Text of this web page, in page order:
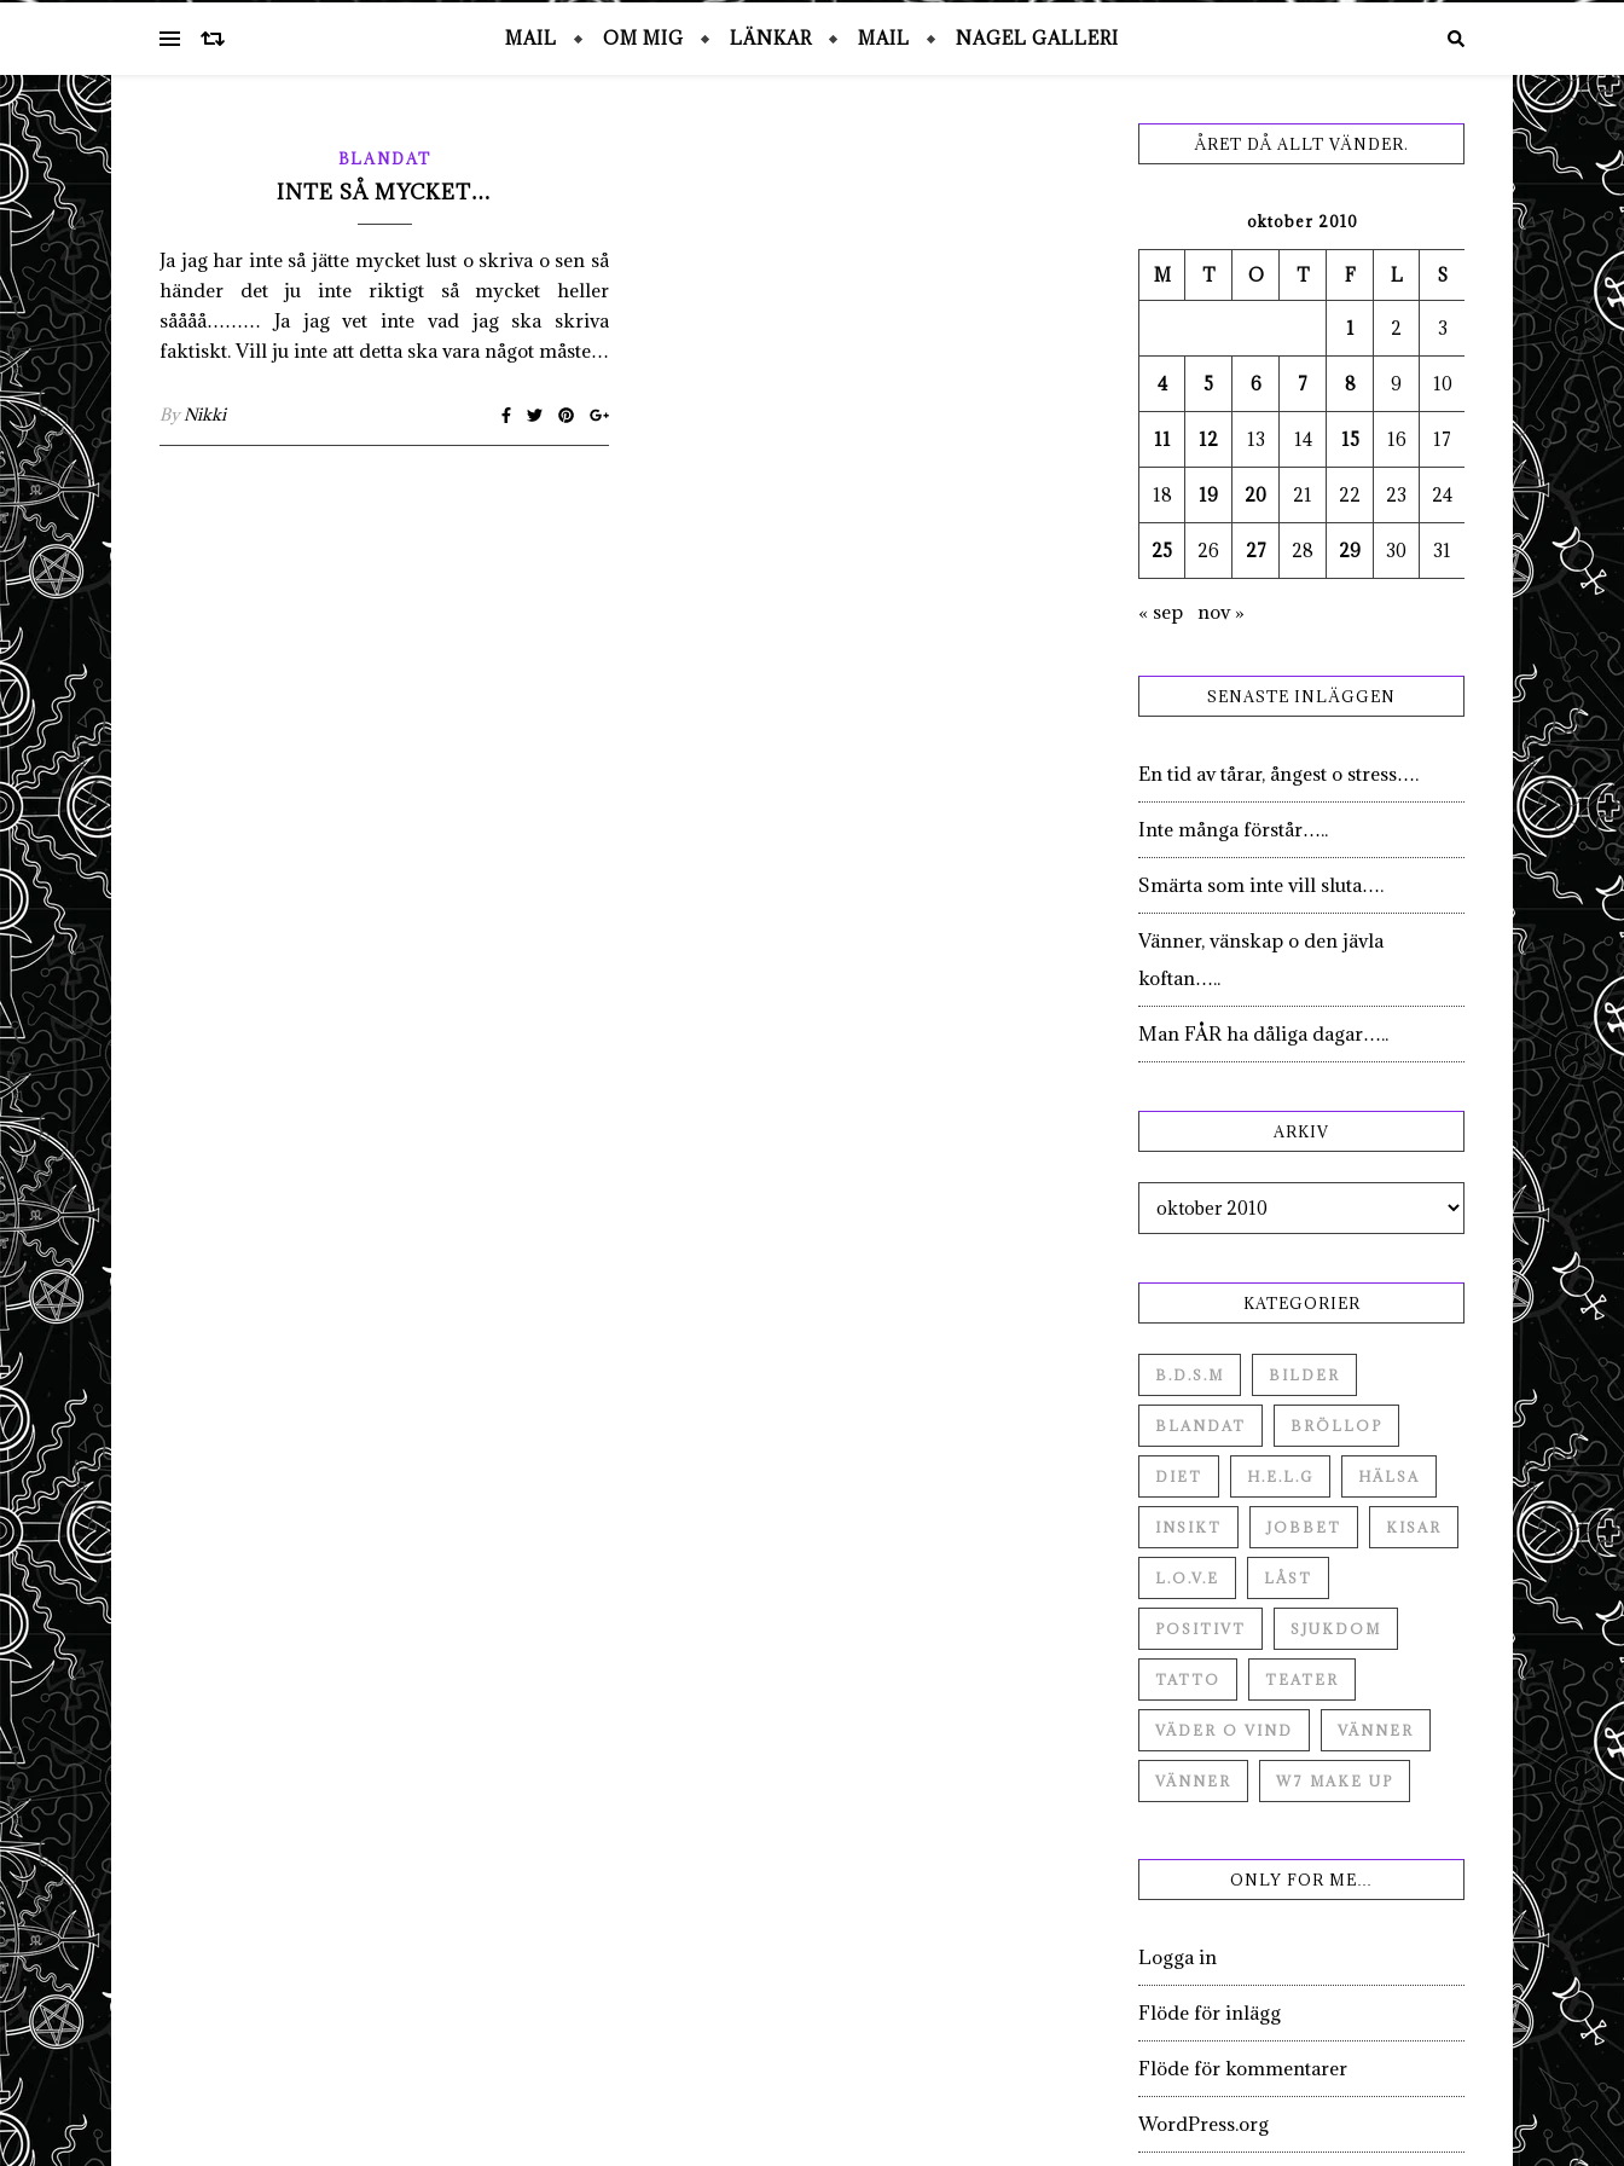
MAIL OM MIG LÄNKAR MAIL NAGEL GALLERI
BLANDAT
INTE SÅ MYCKET…
Ja jag har inte så jätte mycket lust o skriva o sen så
händer det ju inte riktigt så mycket heller
såååå……… Ja jag vet inte vad jag ska skriva
faktiskt. Vill ju inte att detta ska vara något måste…
ByNikki
ÅRET DÅ ALLT VÄNDER.
oktober 2010
M T O T F L S
1 2 3
4 5 6 7 8 9 10
11 12 13 14 15 16 17
18 19 20 21 22 23 24
25 26 27 28 29 30 31
« sep nov »
SENASTE INLÄGGEN
En tid av tårar, ångest o stress….
Inte många förstår…..
Smärta som inte vill sluta….
Vänner, vänskap o den jävla
koftan…..
Man FÅR ha dåliga dagar…..
ARKIV
Arkiv
KATEGORIER
B.D.S.M BILDER
BLANDAT BRÖLLOP
DIET H.E.L.G HÄLSA
INSIKT JOBBET KISAR
L.O.V.E LÅST
POSITIVT SJUKDOM
TATTO TEATER
VÄDER O VIND VÄNNER
VÄNNER W7 MAKE UP
ONLY FOR ME…
Logga in
Flöde för inlägg
Flöde för kommentarer
WordPress.org